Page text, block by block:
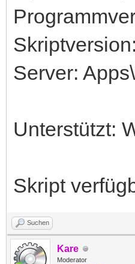
Server:
Unterstützt:
Skript
Suchen
Kare
Moderator